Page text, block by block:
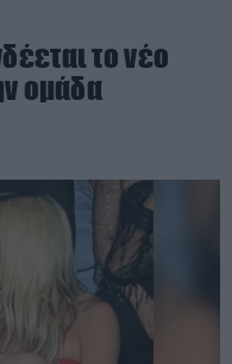
το νέο
ομάδα